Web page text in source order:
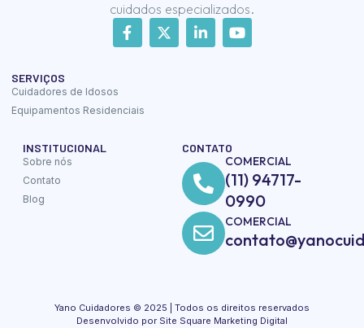
cuidados especializados.
SERVIÇOS
Cuidadores de Idosos
Equipamentos Residenciais
INSTITUCIONAL
Sobre nós
Contato
Blog
CONTATO
COMERCIAL
(11) 94717-
0990
COMERCIAL
Yano Cuidadores © 2025 | Todos os direitos reservados
Desenvolvido por Site Square Marketing Digital